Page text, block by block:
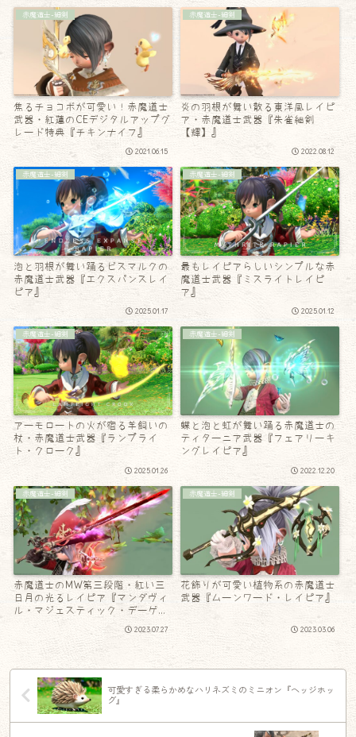
赤魔道士-細剣
焦るチョコボが可愛い！赤魔道士
武器・紅蓮のCEデジタルアップグ
レード特典『チキンナイフ』
2021.06.15
赤魔道士-細剣
炎の羽根が舞い散る東洋風レイピ
ア・赤魔道士武器『朱雀細剣
【輝】』
2022.08.12
赤魔道士-細剣
泡と羽根が舞い踊るビスマルクの
赤魔道士武器『エクスパンスレイ
ピア』
2025.01.17
赤魔道士-細剣
最もレイピアらしいシンプルな赤
魔道士武器『ミスライトレイピ
ア』
2025.01.12
赤魔道士-細剣
アーモロートの火が宿る羊飼いの
杖・赤魔道士武器『ランプライ
ト・クローク』
2025.01.26
赤魔道士-細剣
蝶と泡と虹が舞い踊る赤魔道士の
ティターニア武器『フェアリーキ
ングレイピア』
2022.12.20
赤魔道士-細剣
赤魔道士のMW第三段階・紅い三
日月の光るレイピア『マンダヴィ
ル・マジェスティック・デーゲ
2023.07.27
赤魔道士-細剣
花飾りが可愛い植物系の赤魔道士
武器『ムーンワード・レイピア』
2023.03.06
可愛すぎる柔らかめなハリネズミのミニオン『ヘッジホッ
グ』